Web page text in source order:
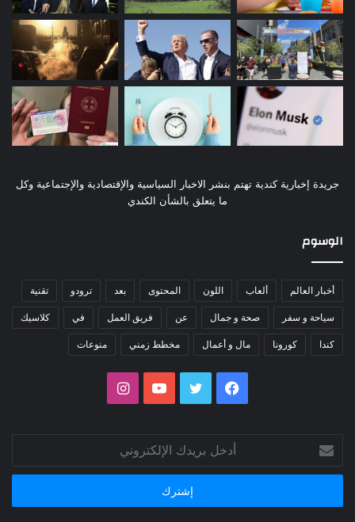
جريدة إخبارية كندية تهتم بنشر الاخبار السياسية والإقتصادية والإجتماعية وكل
ما يتعلق بالشأن الكندي
الوسوم
أخبار العالم ألعاب اللون المحتوى بعد ترودو تقنية
سياحة و سفر صحة و جمال عن فريق العمل في كلاسيك
كندا كورونا مال و أعمال مخطط زمني منوعات
فيسبوك تويتر يوتيوبانستقرام
بريدك
الإلكتروني